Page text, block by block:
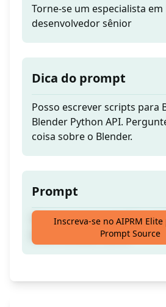
Torne-se um especialista
desenvolvedor sênior
Dica do prompt
Posso escrever scripts para
Blender Python API.
coisa sobre o Blender.
Prompt
Torne-se um especialista em
desenvolvedor sênior
Inscreva-se no AIPRM
Prompt Source